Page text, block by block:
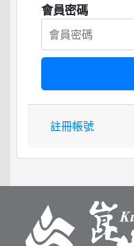
會員密碼
註冊帳號